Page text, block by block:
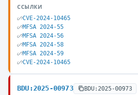
ССЫЛКИ
CVE-2024-10465
MFSA 2024-55
MFSA 2024-56
MFSA 2024-58
MFSA 2024-59
CVE-2024-10465
BDU:2025-00973 BDU:2025-00973